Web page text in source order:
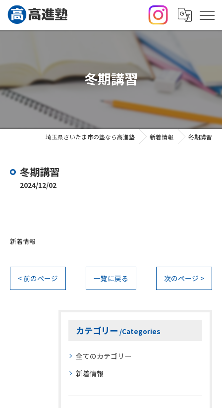
冬期講習
埼玉県さいたま市の塾なら高進塾 新着情報 冬期講習
冬期講習
2024/12/02
新着情報
< 前のページ 一覧に戻る 次のページ >
カテゴリー Categories
全てのカテゴリー
新着情報